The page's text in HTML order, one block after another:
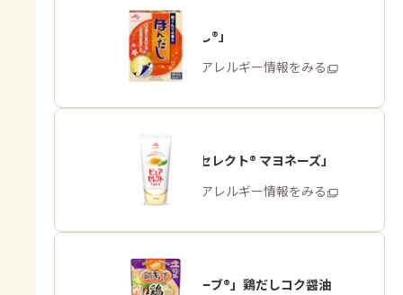
「ほんだし®」
商品・アレルギー情報をみる
「ピュアセレクト® マヨネーズ」
商品・アレルギー情報をみる
「鍋キューブ®」鶏だしコク醤油